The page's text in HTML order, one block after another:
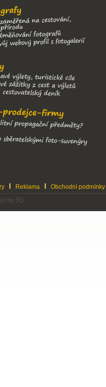
Reklama
Obchodní podmínky
by 5Q